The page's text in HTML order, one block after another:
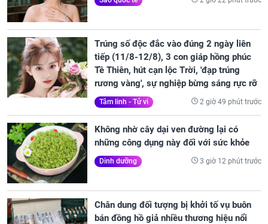
Trúng số độc đắc vào đúng 2 ngày liên
tiếp (11/8-12/8), 3 con giáp hồng phúc
Tề Thiên, hút cạn lộc Trời, 'đạp trúng
rương vàng', sự nghiệp bừng sáng rực rỡ
Tâm linh - Tử vi 2 giờ 49 phút trước
Không nhờ cây dại ven đường lại có
những công dụng này đối với sức khỏe
Dinh dưỡng 3 giờ 12 phút trước
Chân dung đối tượng bị khởi tố vụ buôn
bán đồng hồ giả nhiều thương hiệu nổi